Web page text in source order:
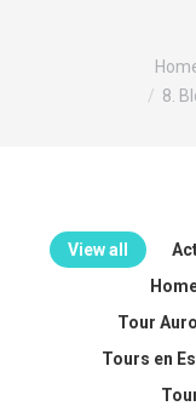
8.
View all
Tour
Tours en